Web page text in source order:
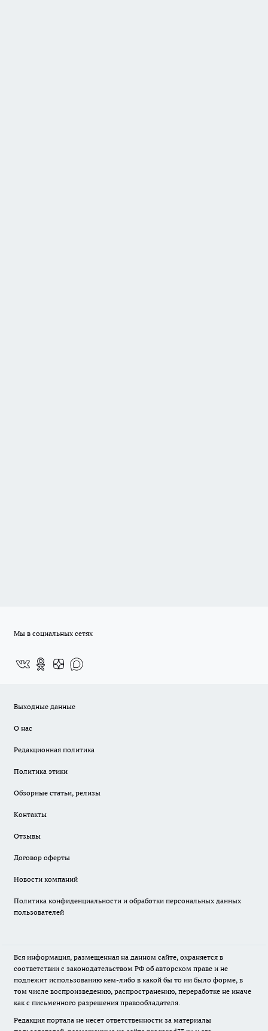
Мы в социальных сетях
Выходные данные
О нас
Редакционная политика
Политика этики
Обзорные статьи, релизы
Контакты
Отзывы
Договор оферты
Новости компаний
Политика конфиденциальности и обработки персональных данных
пользователей
Вся информация, размещенная на данном сайте, охраняется в
соответствии с законодательством РФ об авторском праве и не
подлежит использованию кем-либо в какой бы то ни было форме, в
том числе воспроизведению, распространению, переработке не иначе
как с письменного разрешения правообладателя.
Редакция портала не несет ответственности за материалы